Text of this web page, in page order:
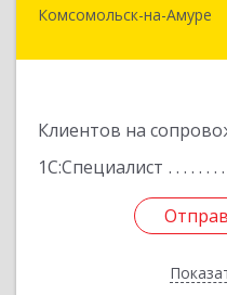
Комсомольск-на-Амуре
Клиентов на
1С:Специалист
681000,